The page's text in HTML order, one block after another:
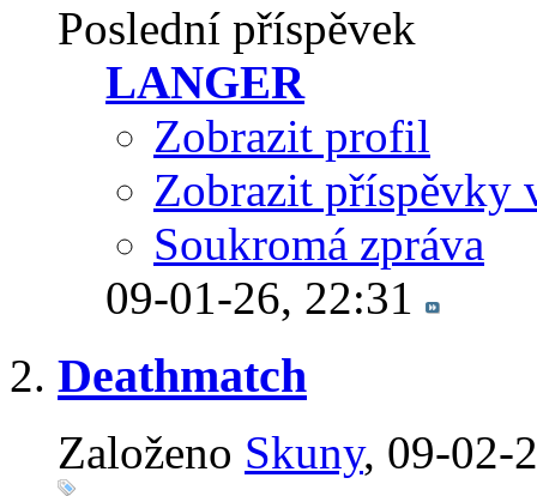
Poslední příspěvek
LANGER
Zobrazit profil
Zobrazit příspěvky
Soukromá zpráva
09-01-26, 22:31
Deathmatch
Založeno Skuny‎, 09-02-